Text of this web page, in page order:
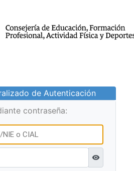
de Autenticación
contraseña:
Ver